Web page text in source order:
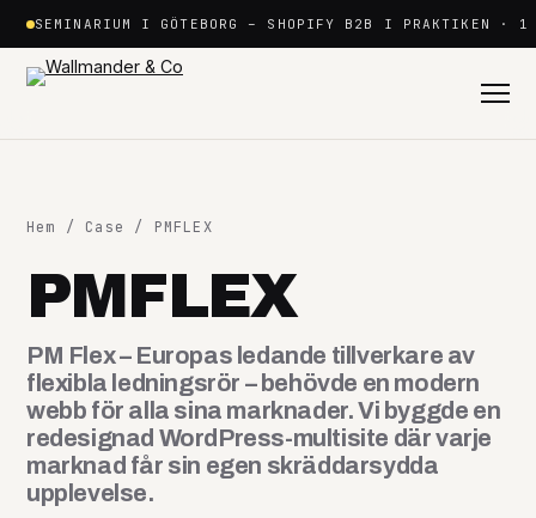
innehåll
SEMINARIUM I GÖTEBORG – SHOPIFY B2B I PRAKTIKEN · 1
Shopify +
Plattformar +
Hem / Case / PMFLEX
PMFLEX
PM Flex – Europas ledande tillverkare av
flexibla ledningsrör – behövde en modern
webb för alla sina marknader. Vi byggde en
redesignad WordPress-multisite där varje
marknad får sin egen skräddarsydda
upplevelse.